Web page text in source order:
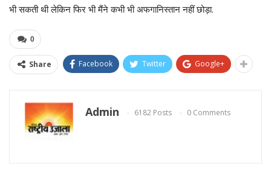
भी सकती थी लेकिन फिर भी मैंने कभी भी अफगानिस्तान नहीं छोड़ा.
0
Share Facebook Twitter Google+
Admin 6182 Posts 0 Comments